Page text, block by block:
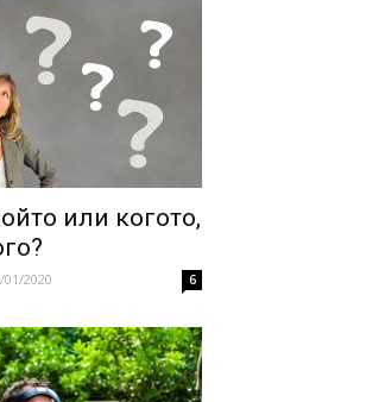
или когото,
01/2020 6